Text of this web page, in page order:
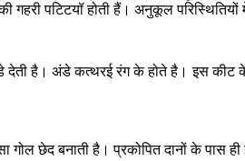
गहरी पटिटयॉ होती हैं। अनुकूल
देती है। अंडे कत्थरई रंग के होते है। इस
गोल छेद बनाती है। प्रकोपित दानों के